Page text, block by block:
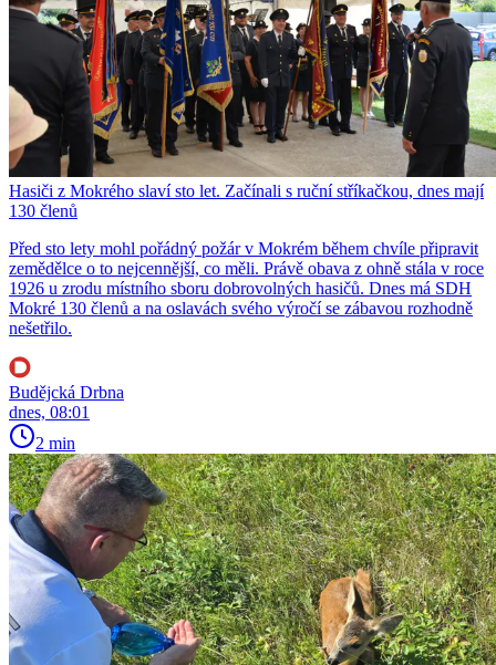
Hasiči z Mokrého slaví sto let. Začínali s ruční stříkačkou, dnes mají
130 členů
Před sto lety mohl pořádný požár v Mokrém během chvíle připravit
zemědělce o to nejcennější, co měli. Právě obava z ohně stála v roce
1926 u zrodu místního sboru dobrovolných hasičů. Dnes má SDH
Mokré 130 členů a na oslavách svého výročí se zábavou rozhodně
nešetřilo.
Budějcká Drbna
dnes, 08:01
2 min